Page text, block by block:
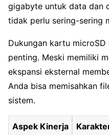
gigabyte untuk data dan
tidak perlu sering-sering
Dukungan kartu
penting. Meski memiliki
ekspansi eksternal
Anda bisa memisahkan
sistem.
Aspek Kinerja